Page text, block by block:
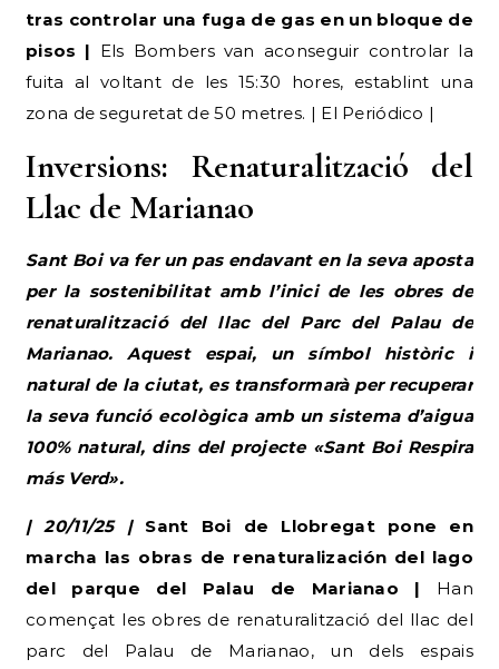
tras controlar una fuga de gas en un bloque de
pisos | Els Bombers van aconseguir controlar la
fuita al voltant de les 15:30 hores, establint una
zona de seguretat de 50 metres. | El Periódico |
Inversions: Renaturalització del
Llac de Marianao
Sant Boi va fer un pas endavant en la seva aposta
per la sostenibilitat amb l’inici de les obres de
renaturalització del llac del Parc del Palau de
Marianao. Aquest espai, un símbol històric i
natural de la ciutat, es transformarà per recuperar
la seva funció ecològica amb un sistema d’aigua
100% natural, dins del projecte «Sant Boi Respira
más Verd».
| 20/11/25 | Sant Boi de Llobregat pone en
marcha las obras de renaturalización del lago
del parque del Palau de Marianao | Han
començat les obres de renaturalització del llac del
parc del Palau de Marianao, un dels espais